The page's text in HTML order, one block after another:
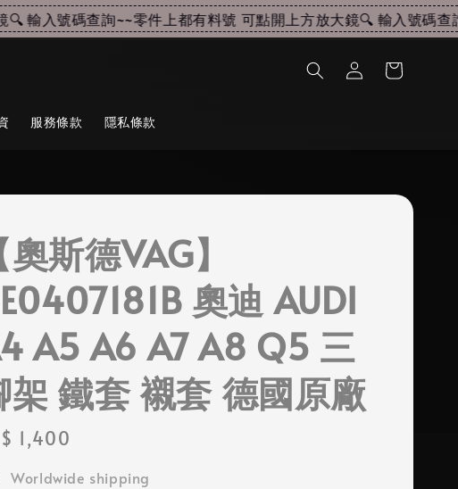
輸入號碼查詢~~零件上都有料號 可點開上方放大鏡🔍 輸入號碼查詢
服務條款 隱私條款
奧斯德VAG】
奧迪 AUDI
A5 A6 A7 A8 Q5 三
架 鐵套 襯套 德國原廠
1,400
Worldwide shipping